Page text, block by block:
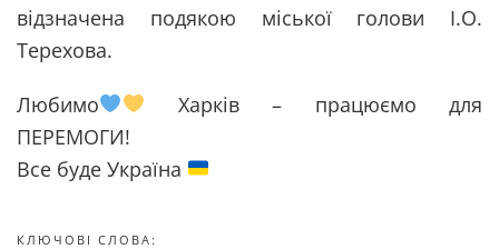
відзначена подякою міської голови І.О.
Терехова.
Любимо
Харків – працюємо для
ПЕРЕМОГИ!
Все буде Україна
КЛЮЧОВІ СЛОВА: